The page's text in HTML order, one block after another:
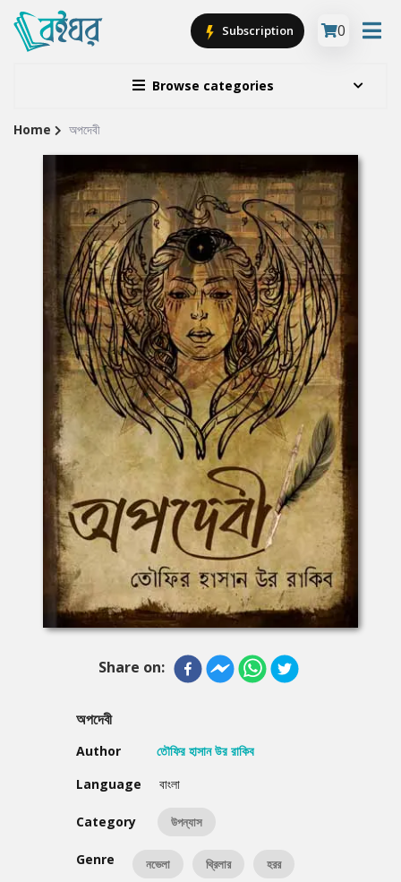
Browse categories
Subscription 0
Site
Breadcrumb
Home অপদেবী
Share on:
অপদেবী
Author
তৌফির হাসান উর রাকিব
Language
বাংলা
Category উপন্যাস
Genre নভেলা থ্রিলার হরর